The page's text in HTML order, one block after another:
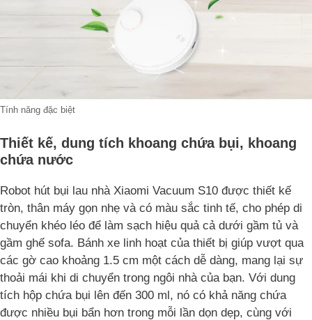
Tính năng đặc biệt
Thiết kế, dung tích khoang chứa bụi, khoang
chứa nước
Robot hút bụi lau nhà Xiaomi Vacuum S10 được thiết kế
tròn, thân máy gọn nhẹ và có màu sắc tinh tế, cho phép di
chuyển khéo léo để làm sạch hiệu quả cả dưới gầm tủ và
gầm ghế sofa. Bánh xe linh hoạt của thiết bị giúp vượt qua
các gờ cao khoảng 1.5 cm một cách dễ dàng, mang lại sự
thoải mái khi di chuyển trong ngôi nhà của bạn. Với dung
tích hộp chứa bụi lên đến 300 ml, nó có khả năng chứa
được nhiều bụi bẩn hơn trong mỗi lần dọn dẹp, cùng với